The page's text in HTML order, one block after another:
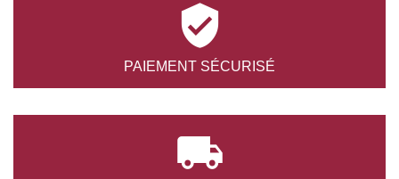

PAIEMENT SÉCURISÉ
